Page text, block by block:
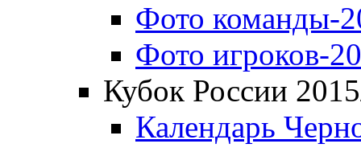
Фото команды-
Фото игроков-
Кубок России
Календарь